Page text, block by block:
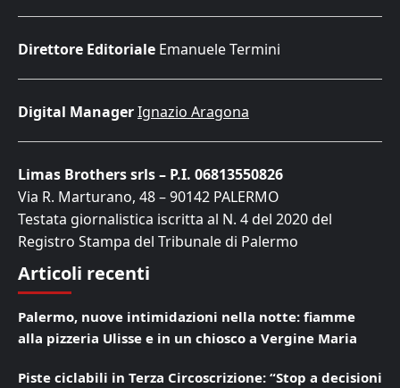
Direttore Editoriale Emanuele Termini
Digital ManagerIgnazio Aragona
Limas Brothers srls – P.I. 06813550826
Via R. Marturano, 48 – 90142 PALERMO
Testata giornalistica iscritta al N. 4 del 2020 del
Registro Stampa del Tribunale di Palermo
Articoli recenti
Palermo, nuove intimidazioni nella notte: fiamme
alla pizzeria Ulisse e in un chiosco a Vergine Maria
Piste ciclabili in Terza Circoscrizione: “Stop a decisioni